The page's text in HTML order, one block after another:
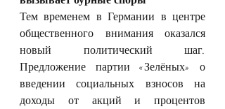
Тем временем в Германии в центре
общественного внимания оказался
новый политический шаг.
Предложение партии «Зелёных» о
введении социальных взносов на
доходы от акций и процентов